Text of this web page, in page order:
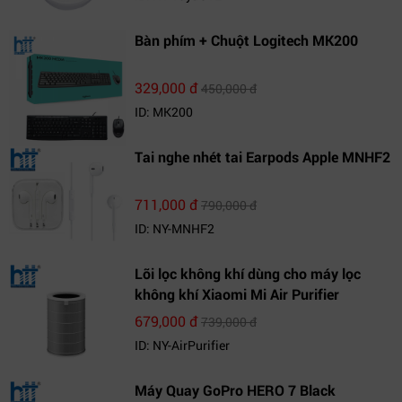
Bàn phím + Chuột Logitech MK200
329,000 đ450,000 đ
ID: MK200
Tai nghe nhét tai Earpods Apple MNHF2
711,000 đ790,000 đ
ID: NY-MNHF2
Lõi lọc không khí dùng cho máy lọc
không khí Xiaomi Mi Air Purifier
679,000 đ739,000 đ
ID: NY-AirPurifier
Máy Quay GoPro HERO 7 Black